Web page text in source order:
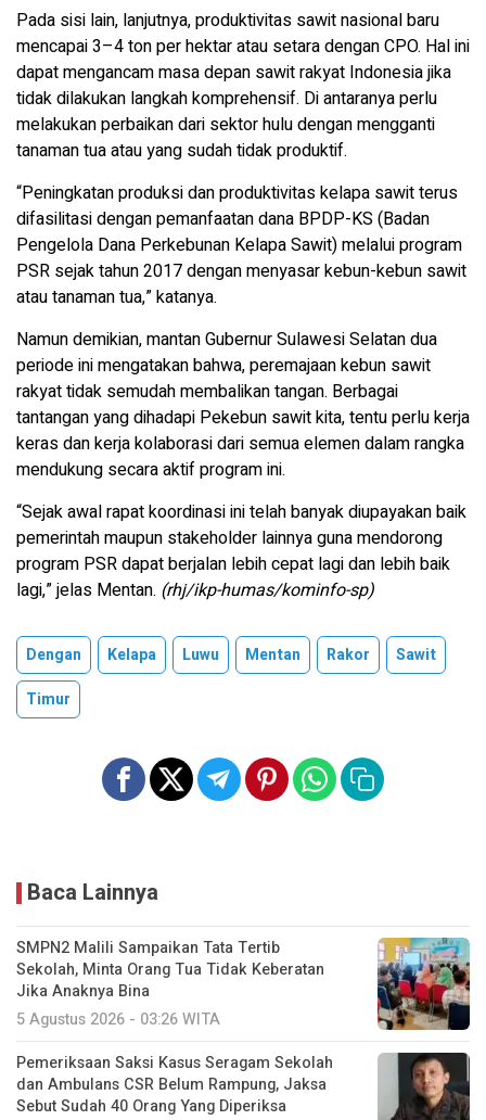
Pada sisi lain, lanjutnya, produktivitas sawit nasional baru
mencapai 3–4 ton per hektar atau setara dengan CPO. Hal ini
dapat mengancam masa depan sawit rakyat Indonesia jika
tidak dilakukan langkah komprehensif. Di antaranya perlu
melakukan perbaikan dari sektor hulu dengan mengganti
tanaman tua atau yang sudah tidak produktif.
“Peningkatan produksi dan produktivitas kelapa sawit terus
difasilitasi dengan pemanfaatan dana BPDP-KS (Badan
Pengelola Dana Perkebunan Kelapa Sawit) melalui program
PSR sejak tahun 2017 dengan menyasar kebun-kebun sawit
atau tanaman tua,” katanya.
Namun demikian, mantan Gubernur Sulawesi Selatan dua
periode ini mengatakan bahwa, peremajaan kebun sawit
rakyat tidak semudah membalikan tangan. Berbagai
tantangan yang dihadapi Pekebun sawit kita, tentu perlu kerja
keras dan kerja kolaborasi dari semua elemen dalam rangka
mendukung secara aktif program ini.
“Sejak awal rapat koordinasi ini telah banyak diupayakan baik
pemerintah maupun stakeholder lainnya guna mendorong
program PSR dapat berjalan lebih cepat lagi dan lebih baik
lagi,” jelas Mentan. (rhj/ikp-humas/kominfo-sp)
Dengan Kelapa Luwu Mentan Rakor
Sawit
Timur
Baca Lainnya
SMPN2 Malili Sampaikan Tata Tertib
Sekolah, Minta Orang Tua Tidak Keberatan
Jika Anaknya Bina
5 Agustus 2026 - 03:26 WITA
Pemeriksaan Saksi Kasus Seragam Sekolah
dan Ambulans CSR Belum Rampung, Jaksa
Sebut Sudah 40 Orang Yang Diperiksa